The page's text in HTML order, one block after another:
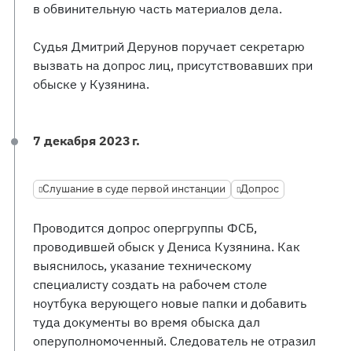
в обвинительную часть материалов дела.
Судья Дмитрий Дерунов поручает секретарю
вызвать на допрос лиц, присутствовавших при
обыске у Кузянина.
7 декабря 2023 г.
Слушание в суде первой инстанции Допрос
Проводится допрос опергруппы ФСБ,
проводившей обыск у Дениса Кузянина. Как
выяснилось, указание техническому
специалисту создать на рабочем столе
ноутбука верующего новые папки и добавить
туда документы во время обыска дал
оперуполномоченный. Следователь не отразил